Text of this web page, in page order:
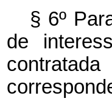
§ 6º
de